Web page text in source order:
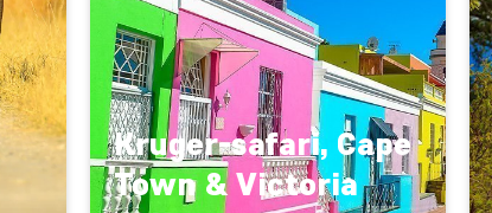
Kruger-safari, Cape
Town & Victoria